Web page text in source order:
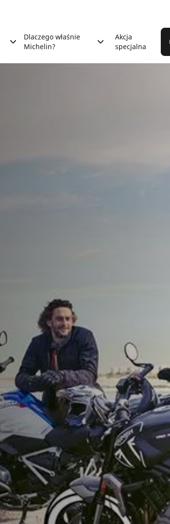
Dlaczego właśnie
Michelin?
Akcja
specjalna